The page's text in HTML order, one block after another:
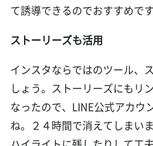
て誘導できるのでおすすめです
ストーリーズも活用
インスタならではのツール、
しょう。ストーリーズにもリ
なったので、LINE公式アカウ
ね。２４時間で消えてしまい